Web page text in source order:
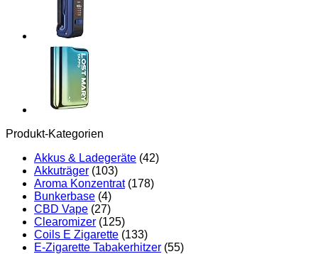
Produkt-Kategorien
Akkus & Ladegeräte (42)
Akkuträger (103)
Aroma Konzentrat (178)
Bunkerbase (4)
CBD Vape (27)
Clearomizer (125)
Coils E Zigarette (133)
E-Zigarette Tabakerhitzer (55)